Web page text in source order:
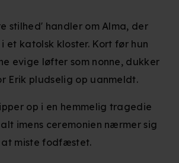
stilhed' handler om Alma, der
et katolsk kloster. Kort før hun
evige løfter som nonne, dukker
Erik pludselig op uanmeldt.
op i en hemmelig tragedie
imens ceremonien nærmer sig
miste fodfæstet.